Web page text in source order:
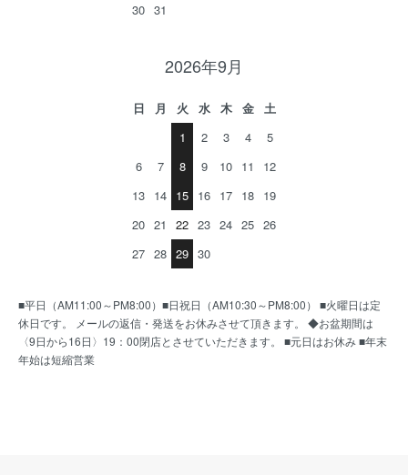
30 31
2026年9月
日 月 火 水 木 金
土
1
2 3 4
5
6
7 8 9 10 11
12
13 14 15 16 17 18 19
20 21 22 23 24 25 26
27 28 29 30
■平日（AM11:00～PM8:00）■日祝日（AM10:30～PM8:00） ■火曜日は定
休日です。 メールの返信・発送をお休みさせて頂きます。 ◆お盆期間は
〈9日から16日〉19：00閉店とさせていただきます。 ■元日はお休み ■年末
年始は短縮営業